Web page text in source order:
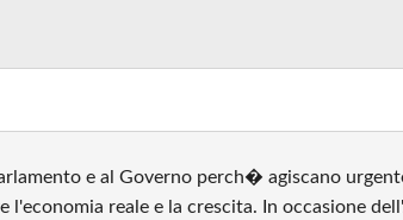
e al Governo perch� agiscano
l'economia reale e la crescita. In occasione